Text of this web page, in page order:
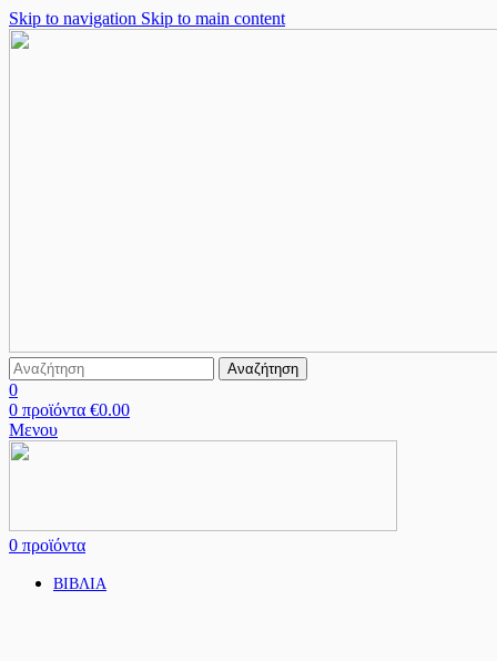
Skip to navigation Skip to main content
Αναζήτηση
0
0 προϊόντα €0.00
Μενου
0 προϊόντα
ΒΙΒΛΙΑ